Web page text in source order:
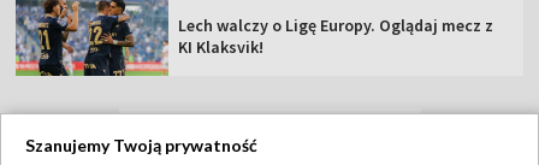
Lech walczy o Ligę Europy. Oglądaj mecz z
KI Klaksvik!
Szanujemy Twoją prywatność